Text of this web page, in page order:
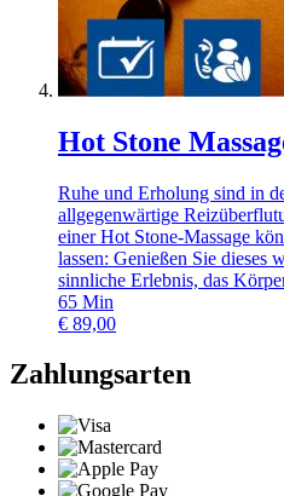
Hot Stone
Ruhe und Erholung sind in
allgegenwärtige
einer Hot Stone-Massage
lassen: Genießen Sie dieses
sinnliche Erlebnis, das
65 Min
€ 89,00
Zahlungsarten